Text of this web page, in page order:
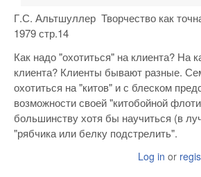
Г.С. Альтшуллер Творчество как
1979 стр.14
Как надо "охотиться" на клиента? На
клиента? Клиенты бывают разные.
охотиться на "китов" и с блеском
возможности своей "китобойной
большинству хотя бы научиться (в
"рябчика или белку подстрелить".
Log in or